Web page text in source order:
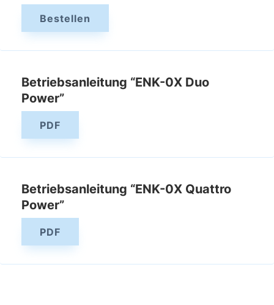
Bestellen
Betriebsanleitung “ENK-0X Duo
Power”
PDF
Betriebsanleitung “ENK-0X Quattro
Power”
PDF